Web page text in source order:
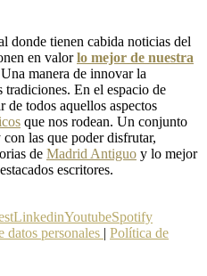
donde tienen cabida noticias del
en valorlo mejor de nuestra
manera de innovar la
tradiciones. En el espacio de
todos aquellos aspectos
que nos rodean. Un conjunto
las que poder disfrutar,
de Madrid Antiguo y lo mejor
escritores.
LinkedinYoutubeSpotify
personales | Política de